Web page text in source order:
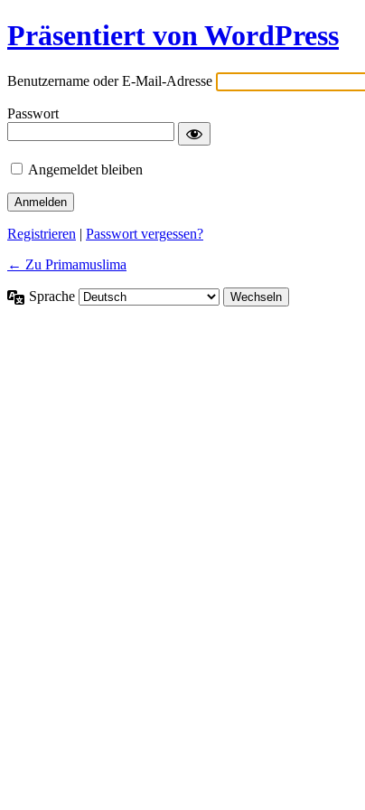
Präsentiert von WordPress
Benutzername oder E-Mail-Adresse
Passwort
Angemeldet bleiben
Registrieren | Passwort vergessen?
← Zu Primamuslima
Sprache